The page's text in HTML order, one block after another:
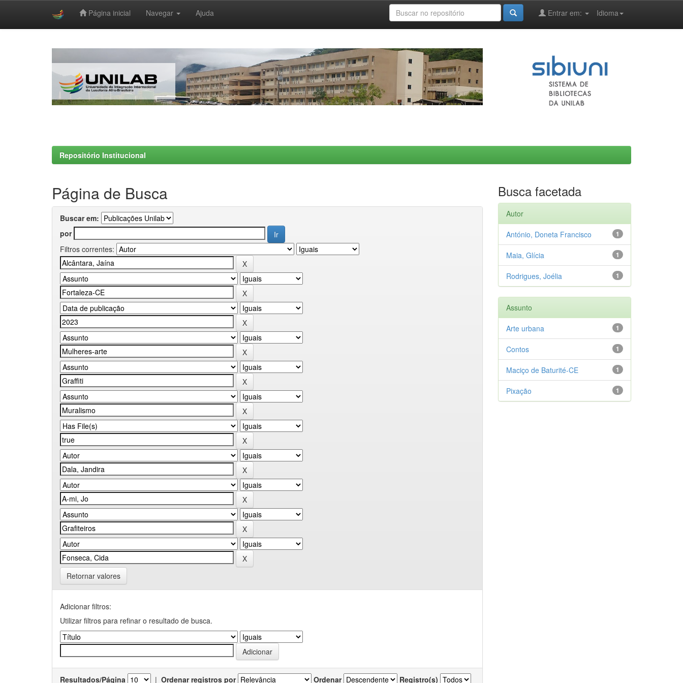
Página inicial Navegar Ajuda Idioma
Entrar em:
Repositório Institucional
Página de Busca
Buscar em:
por
Filtros correntes:
Retornar valores
Adicionar filtros:
Utilizar filtros para refinar o resultado de busca.
Resultados/Página | Ordenar registros por Ordenar Registro(s)
Busca facetada
Autor
1
António, Doneta Francisco
1
Maia, Glícia
1
Rodrigues, Joélia
Assunto
1
Arte urbana
1
Contos
1
Maciço de Baturité-CE
1
Pixação